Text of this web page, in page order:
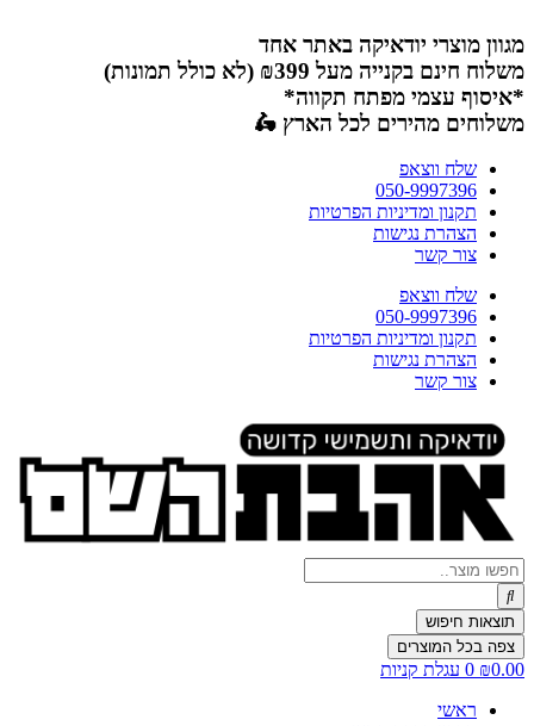
לתוכן
מגוון מוצרי יודאיקה באתר אחד
משלוח חינם בקנייה מעל ₪399 (לא כולל תמונות)
*איסוף עצמי מפתח תקווה*
משלוחים מהירים לכל הארץ 🛵
שלח ווצאפ
050-9997396
תקנון ומדיניות הפרטיות
הצהרת נגישות
צור קשר
שלח ווצאפ
050-9997396
תקנון ומדיניות הפרטיות
הצהרת נגישות
צור קשר
Search
...
תוצאות חיפוש
צפה בכל המוצרים
₪0.00
0 עגלת קניות
ראשי